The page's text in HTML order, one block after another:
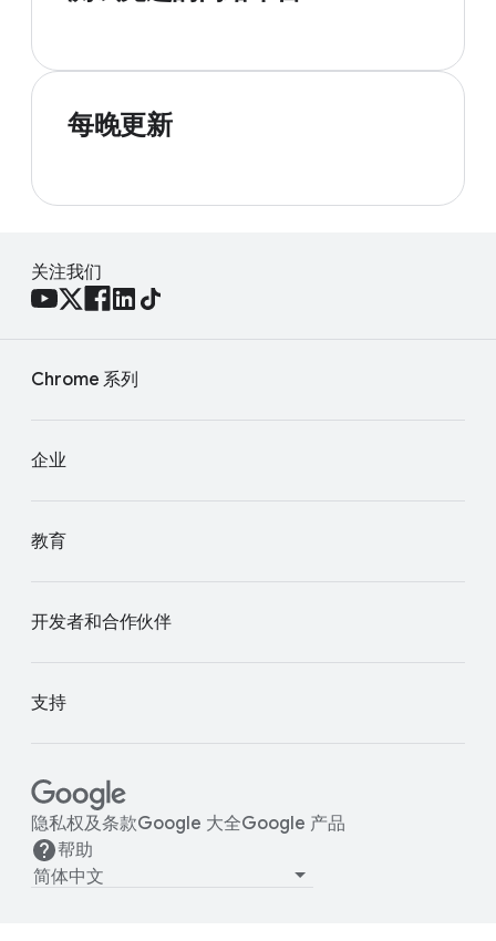
每晚更新
关注我们
Chrome 系列
企业
教育
开发者和合作伙伴
支持
隐私权及条款Google 大全Google 产品
帮助